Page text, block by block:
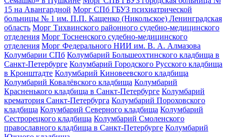
15 на Авангардной Морг СПб ГБУЗ психиатрической
больницы № 1 им. П.П. Кащенко (Никольское) Ленинградская
область Морг Тихвинского районного судебно-медицинского
отделения Морг Тосненского судебно-медицинского
отделения Морг Федерального НИИ им. В. А. Алмазова
Колумбарии СПб Колумбарий Большеохтинского кладбища в
Санкт-Петербурге Колумбарий Городского Русского кладбища
в Кронштадте Колумбарий Киновеевского кладбища
Колумбарий Ковалёвского кладбища Колумбарий
Красненького кладбища в Санкт-Петербурге Колумбарий
крематория Cанкт-Петербурга Колумбарий Пороховского
кладбища Колумбарий Северного кладбища Колумбарий
Сестрорецкого кладбища Колумбарий Смоленского
православного кладбища в Санкт-Петербурге Колумбарий